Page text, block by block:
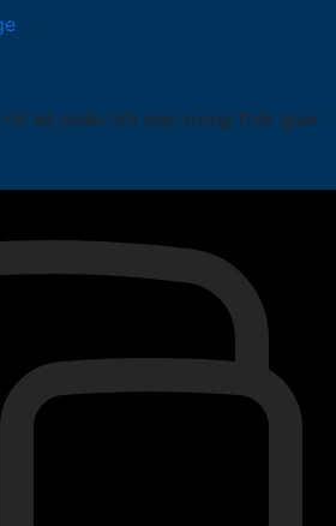
sẽ phản hồi bạn trong thời gian